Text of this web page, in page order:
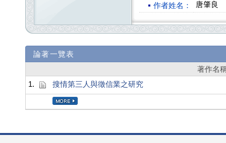
作者姓名： 唐肇良
論著一覽表
著作名
1.
搜情第三人與徵信業之研究